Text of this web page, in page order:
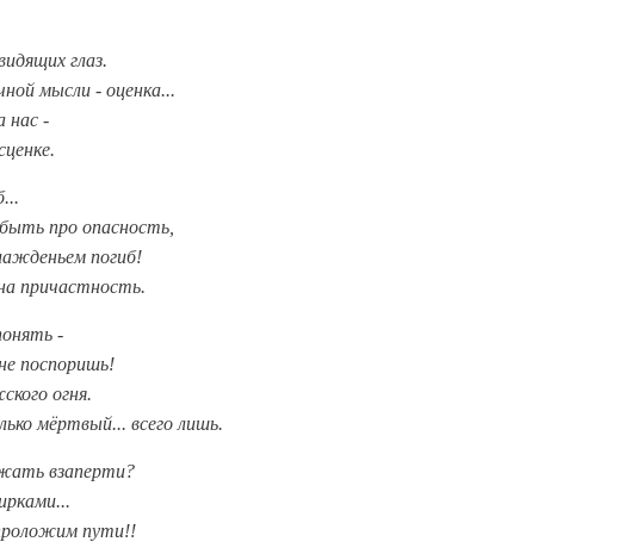
глаз.
мысли - оценка...
нас -
про опасность,
погиб!
причастность.
-
поспоришь!
огня.
мёртвый... всего лишь.
взаперти?
пути!!